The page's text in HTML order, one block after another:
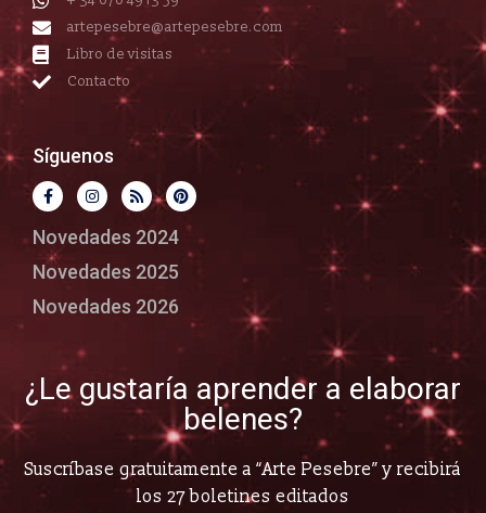
artepesebre@artepesebre.com
Libro de visitas
Contacto
Síguenos
Novedades 2024
Novedades 2025
Novedades 2026
¿Le gustaría aprender a elaborar
belenes?
Suscríbase gratuitamente a “Arte Pesebre” y recibirá
los 27 boletines editados